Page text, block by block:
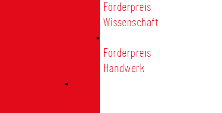
Förderpreis
Wissenschaft
Förderpreis
Handwerk